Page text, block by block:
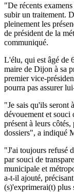
"De récents
subir un traitement.
pleinement les
de président de la
communiqué.
L'élu, qui est âgé de
maire de Dijon à sa
premier vice-
pourra pas assurer
"Je sais qu'ils seront
dévouement et souci
présent à leurs
dossiers", a indiqué
"J'ai toujours refusé
par souci de
municipale et
a-t-il ajouté,
(s)'exprimerai(t) plus